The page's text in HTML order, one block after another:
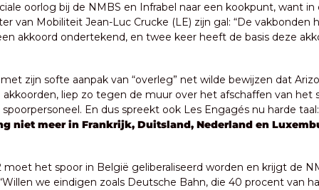
oorlog bij de NMBS en Infrabel naar een kookpunt, want in
van Mobiliteit Jean-Luc Crucke (LE) zijn gal: “De vakbonden
akkoord ondertekend, en twee keer heeft de basis deze
zijn softe aanpak van “overleg” net wilde bewijzen dat
akkoorden, liep zo tegen de muur over het afschaffen van het
niet meer in Frankrijk, Duitsland, Nederland en
het spoor in België geliberaliseerd worden en krijgt de
we eindigen zoals Deutsche Bahn, die 40 procent van